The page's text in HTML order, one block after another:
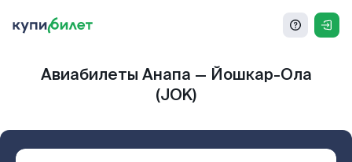
Авиабилеты Анапа — Йошкар-Ола
(JOK)